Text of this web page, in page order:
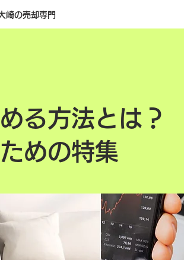
崎の売却専門
る方法とは？
めの特集